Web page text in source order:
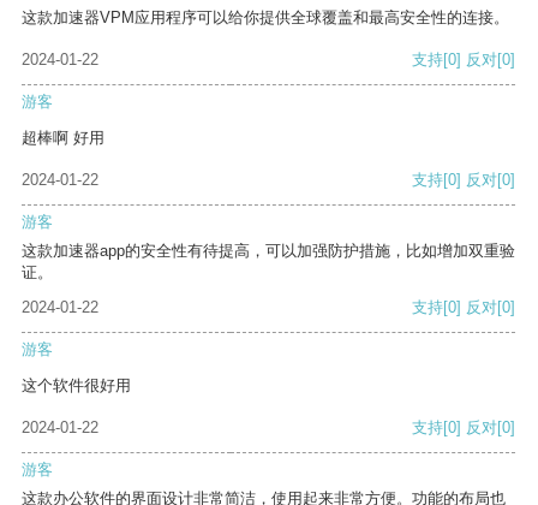
这款加速器VPM应用程序可以给你提供全球覆盖和最高安全性的连接。
2024-01-22 支持[0] 反对[0]
游客
超棒啊 好用
2024-01-22 支持[0] 反对[0]
游客
这款加速器app的安全性有待提高，可以加强防护措施，比如增加双重验
证。
2024-01-22
支持[0] 反对[0]
游客
这个软件很好用
2024-01-22 支持[0] 反对[0]
游客
这款办公软件的界面设计非常简洁，使用起来非常方便。功能的布局也